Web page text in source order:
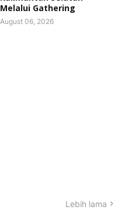
Melalui Gathering
August 06, 2026
Lebih lama